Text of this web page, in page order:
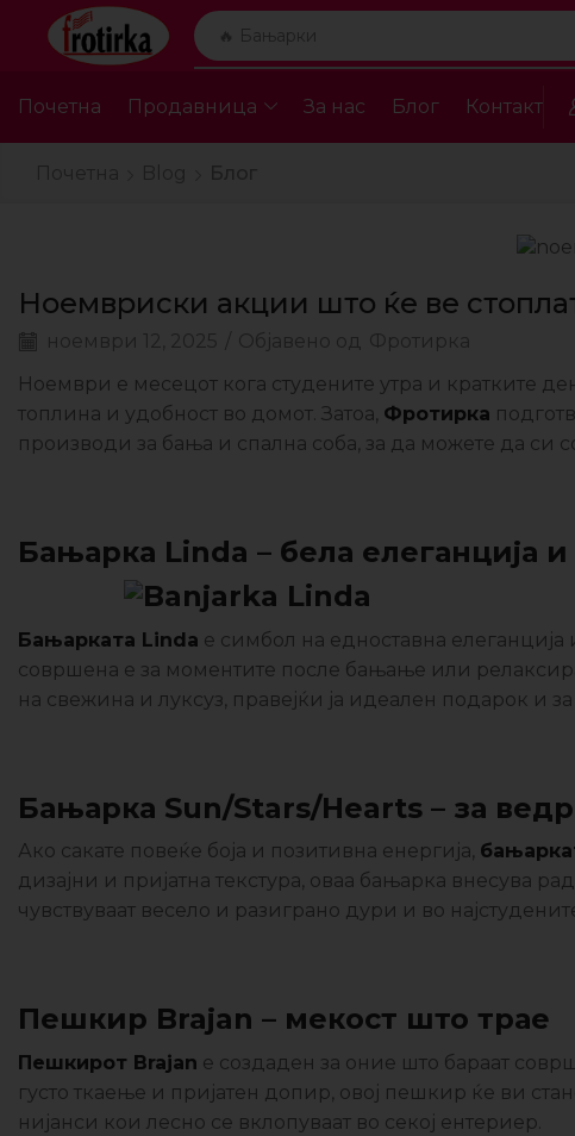
🔥 Крпи за плажа
Почетна Продавница За нас Блог Контакт
Ноемвриски акции што ќе ве
ноември 12, 2025 Објавено од Фротирка
Ноември е месецот кога студените утра и кратките
топлина и удобност во домот. Затоа, Фротирка
производи за бања и спална соба, за да можете да си
Бањарка Linda – бела елеганција
Бањарката Linda е симбол на едноставна елеганција
совршена е за моментите после бањање или
на свежина и луксуз, правејќи ја идеален подарок и за
Бањарка Sun/Stars/Hearts – за
Ако сакате повеќе боја и позитивна енергија,
дизајни и пријатна текстура, оваа бањарка внесува
чувствуваат весело и разиграно дури и во
Пешкир Brajan – мекост што трае
Пешкирот Brajan е создаден за оние што бараат
густо ткаење и пријатен допир, овој пешкир ќе ви
нијанси кои лесно се вклопуваат во секој ентериер.